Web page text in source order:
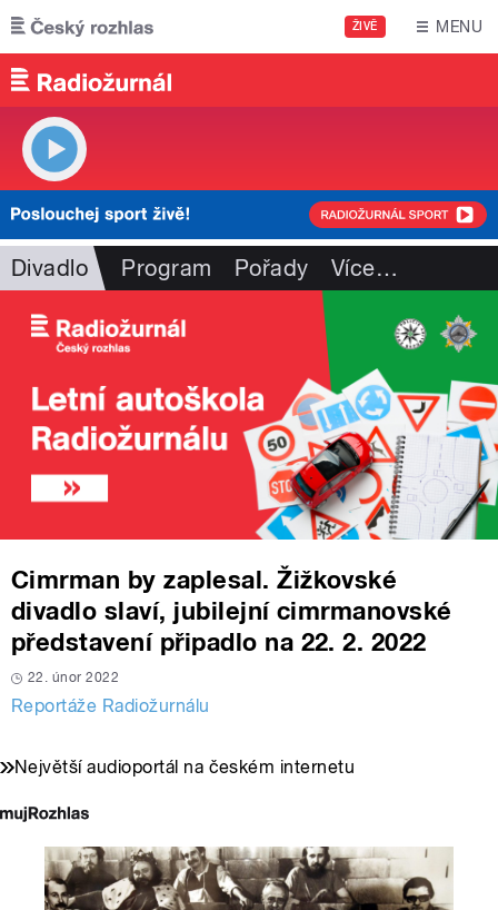
Přejít k hlavnímu obsahu
ŽIVĚ MENU
Divadlo Program Pořady Více…
Cimrman by zaplesal. Žižkovské
divadlo slaví, jubilejní cimrmanovské
představení připadlo na 22. 2. 2022
22. únor 2022
Reportáže Radiožurnálu
Největší audioportál na českém internetu